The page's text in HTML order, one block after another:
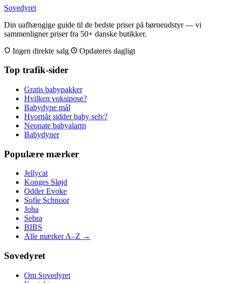
Sovedyret
Din uafhængige guide til de bedste priser på børneudstyr — vi
sammenligner priser fra 50+ danske butikker.
Ingen direkte salg
Opdateres dagligt
Top trafik-sider
Gratis babypakker
Hvilken voksipose?
Babydyne mål
Hvornår sidder baby selv?
Neonate babyalarm
Babydyner
Populære mærker
Jellycat
Konges Sløjd
Odder Evoke
Sofie Schnoor
Joha
Sebra
BIBS
Alle mærker A–Z →
Sovedyret
Om Sovedyret